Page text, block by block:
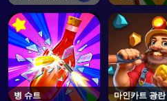
병 슈트 마인카트 광란